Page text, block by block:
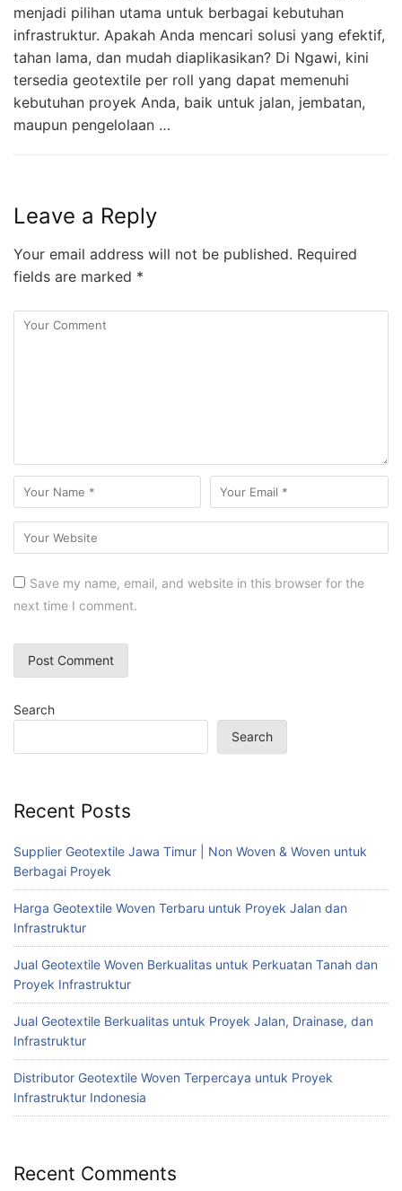
menjadi pilihan utama untuk berbagai kebutuhan
infrastruktur. Apakah Anda mencari solusi yang efektif,
tahan lama, dan mudah diaplikasikan? Di Ngawi, kini
tersedia geotextile per roll yang dapat memenuhi
kebutuhan proyek Anda, baik untuk jalan, jembatan,
maupun pengelolaan …
Leave a Reply
Your email address will not be published. Required
fields are marked *
Save my name, email, and website in this browser for the
next time I comment.
Search
Search
Recent Posts
Supplier Geotextile Jawa Timur | Non Woven & Woven untuk
Berbagai Proyek
Harga Geotextile Woven Terbaru untuk Proyek Jalan dan
Infrastruktur
Jual Geotextile Woven Berkualitas untuk Perkuatan Tanah dan
Proyek Infrastruktur
Jual Geotextile Berkualitas untuk Proyek Jalan, Drainase, dan
Infrastruktur
Distributor Geotextile Woven Terpercaya untuk Proyek
Infrastruktur Indonesia
Recent Comments